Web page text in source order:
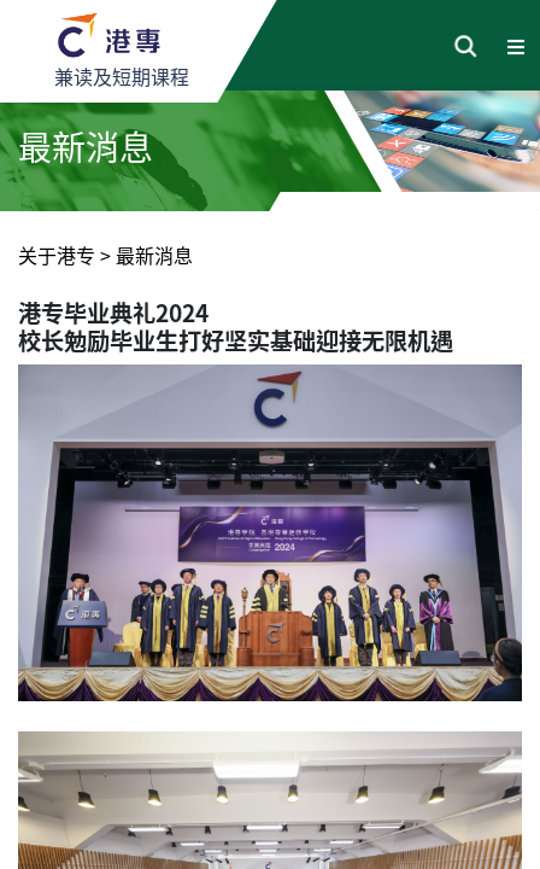
兼读及短期课程
最新消息
关于港专 > 最新消息
港专毕业典礼2024
校长勉励毕业生打好坚实基础迎接无限机遇